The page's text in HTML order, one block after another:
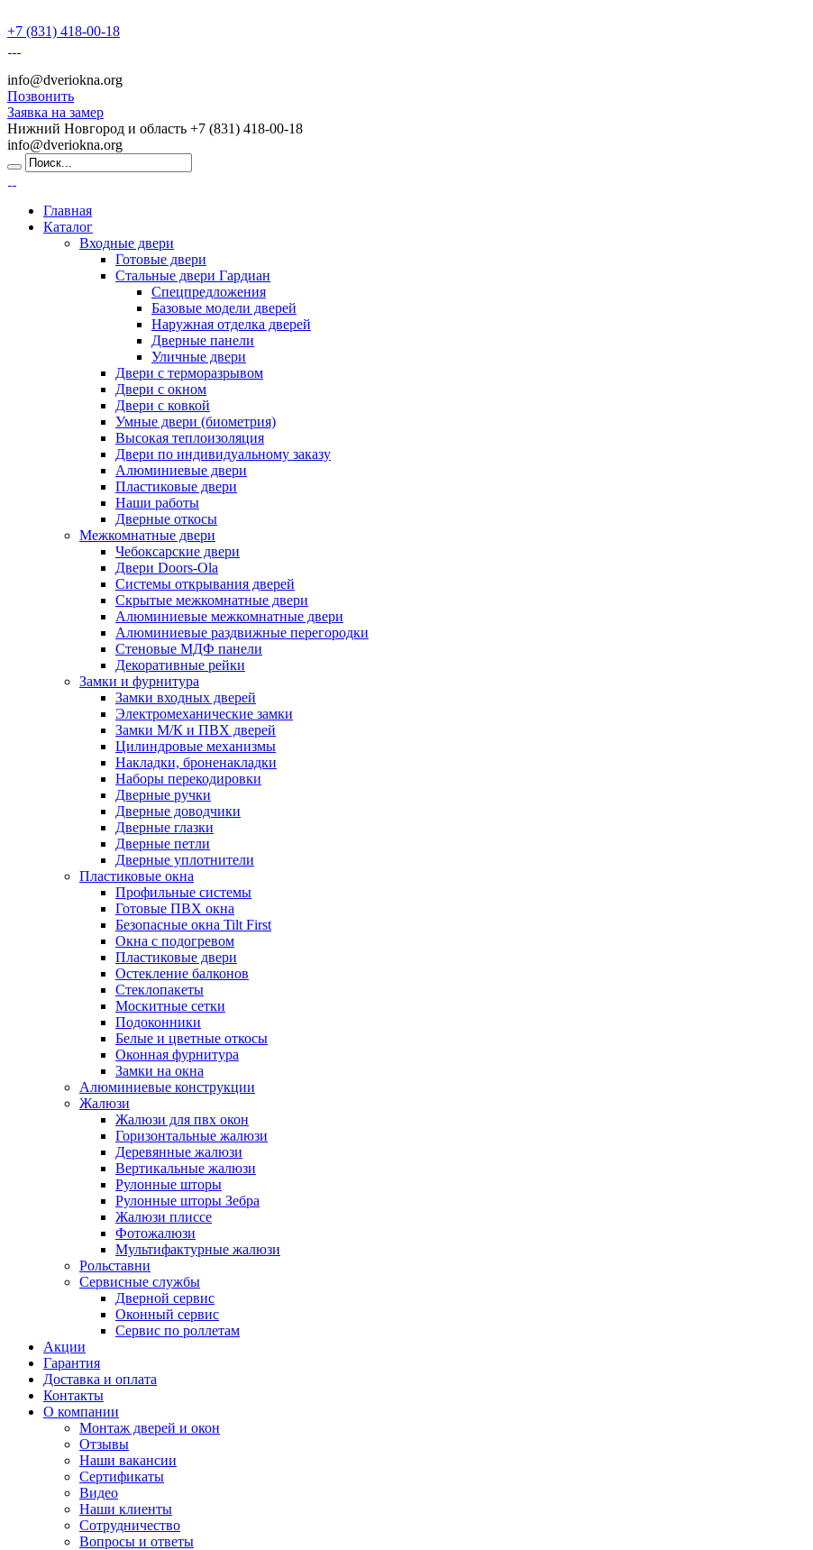
+7 (831) 418-00-18
info@dveriokna.org
Позвонить
Заявка на замер
Нижний Новгород и область +7 (831) 418-00-18
info@dveriokna.org
Главная
Каталог
Входные двери
Готовые двери
Стальные двери Гардиан
Спецпредложения
Базовые модели дверей
Наружная отделка дверей
Дверные панели
Уличные двери
Двери с терморазрывом
Двери с окном
Двери с ковкой
Умные двери (биометрия)
Высокая теплоизоляция
Двери по индивидуальному заказу
Алюминиевые двери
Пластиковые двери
Наши работы
Дверные откосы
Межкомнатные двери
Чебоксарские двери
Двери Doors-Ola
Системы открывания дверей
Скрытые межкомнатные двери
Алюминиевые межкомнатные двери
Алюминиевые раздвижные перегородки
Стеновые МДФ панели
Декоративные рейки
Замки и фурнитура
Замки входных дверей
Электромеханические замки
Замки М/К и ПВХ дверей
Цилиндровые механизмы
Накладки, броненакладки
Наборы перекодировки
Дверные ручки
Дверные доводчики
Дверные глазки
Дверные петли
Дверные уплотнители
Пластиковые окна
Профильные системы
Готовые ПВХ окна
Безопасные окна Tilt First
Окна с подогревом
Пластиковые двери
Остекление балконов
Стеклопакеты
Москитные сетки
Подоконники
Белые и цветные откосы
Оконная фурнитура
Замки на окна
Алюминиевые конструкции
Жалюзи
Жалюзи для пвх окон
Горизонтальные жалюзи
Деревянные жалюзи
Вертикальные жалюзи
Рулонные шторы
Рулонные шторы Зебра
Жалюзи плиссе
Фотожалюзи
Мультифактурные жалюзи
Рольставни
Сервисные службы
Дверной сервис
Оконный сервис
Сервис по роллетам
Акции
Гарантия
Доставка и оплата
Контакты
О компании
Монтаж дверей и окон
Отзывы
Наши вакансии
Сертификаты
Видео
Наши клиенты
Сотрудничество
Вопросы и ответы